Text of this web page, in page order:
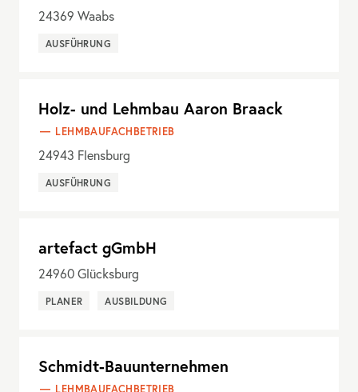
24369 Waabs
AUSFÜHRUNG
Holz- und Lehmbau Aaron Braack
LEHMBAUFACHBETRIEB
24943 Flensburg
AUSFÜHRUNG
artefact gGmbH
24960 Glücksburg
PLANER AUSBILDUNG
Schmidt-Bauunternehmen
LEHMBAUFACHBETRIEB